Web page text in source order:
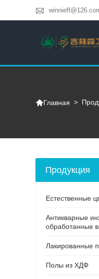

Главная >
Продукция
Естественные
Антикварные
обработанные
Лакированные
Полы из ХДФ